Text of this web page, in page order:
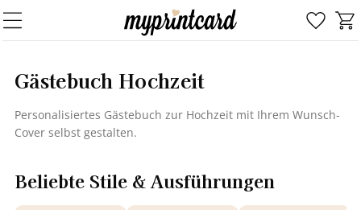
Gäs­te­buch Hoch­zeit
Per­so­na­li­sier­tes Gäs­te­buch zur Hoch­zeit mit Ihrem Wunsch-​
Cover selbst ge­stal­ten.
Beliebte Stile & Ausführungen